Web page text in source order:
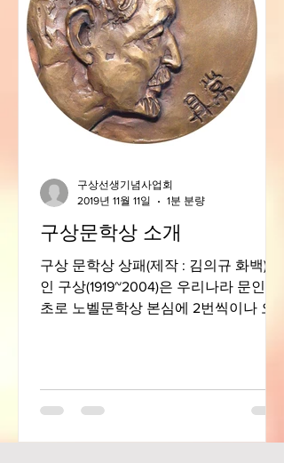
구상문학상 소개
구상 문학상 상패(제작 : 김의규 화백) 시
인 구상(1919~2004)은 우리나라 문인 최
초로 노벨문학상 본심에 2번씩이나 오
로...
구상선생기념사업회
2019년 11월 11일
1분 분량